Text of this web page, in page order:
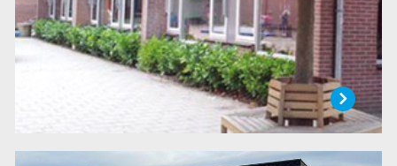
LEES MEER